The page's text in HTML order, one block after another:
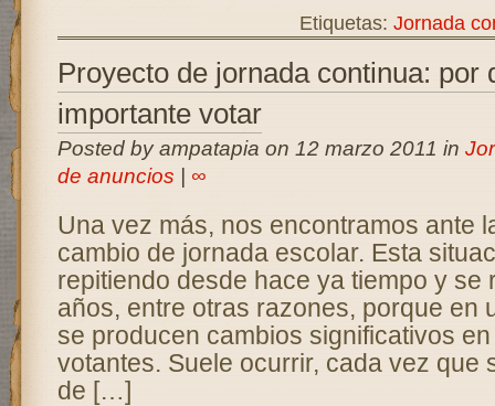
Etiquetas: Jornada
Proyecto de jornada continua: por
importante votar
Posted by ampatapia on 12 marzo 2011 in
de anuncios
∞
Una vez más, nos encontramos ante
cambio de jornada escolar. Esta
repitiendo desde hace ya tiempo y se
años, entre otras razones, porque en
se producen cambios significativos
votantes. Suele ocurrir, cada vez que
de […]